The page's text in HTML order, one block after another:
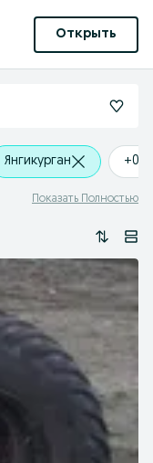
Открыть
Янгикурган +0
Показать Полностью